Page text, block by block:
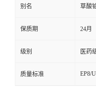
别名 草酸
保质期 24月
级别 医药
质量标准 EP8/